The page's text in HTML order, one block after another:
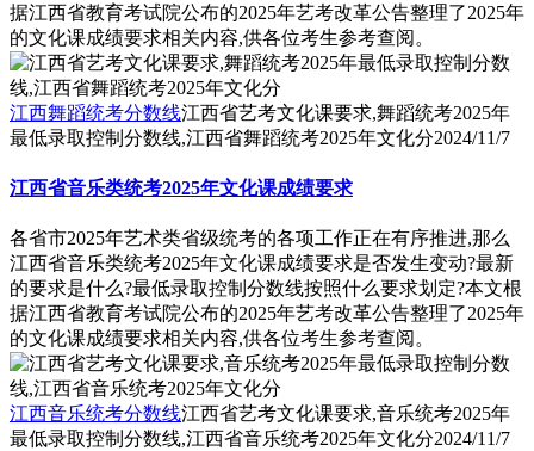
据江西省教育考试院公布的2025年艺考改革公告整理了2025年
的文化课成绩要求相关内容,供各位考生参考查阅。
江西舞蹈统考分数线江西省艺考文化课要求,舞蹈统考2025年
最低录取控制分数线,江西省舞蹈统考2025年文化分2024/11/7
江西省音乐类统考2025年文化课成绩要求
各省市2025年艺术类省级统考的各项工作正在有序推进,那么
江西省音乐类统考2025年文化课成绩要求是否发生变动?最新
的要求是什么?最低录取控制分数线按照什么要求划定?本文根
据江西省教育考试院公布的2025年艺考改革公告整理了2025年
的文化课成绩要求相关内容,供各位考生参考查阅。
江西音乐统考分数线江西省艺考文化课要求,音乐统考2025年
最低录取控制分数线,江西省音乐统考2025年文化分2024/11/7